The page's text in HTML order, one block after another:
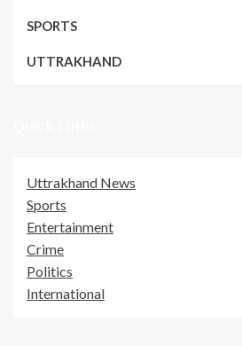
SPORTS
UTTRAKHAND
Uttrakhand News
Sports
Entertainment
Crime
Politics
International